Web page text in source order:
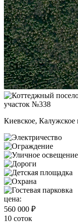
участок №338
Киевское, Калужское
цена:
560 000 ₽
10 соток